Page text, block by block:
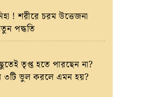
! শরীরে চরম উত্তেজনা
পদ্ধতি
তৃপ্ত হতে পারছেন না?
ভুল করলে এমন হয়?